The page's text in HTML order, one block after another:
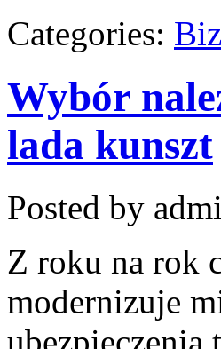
Categories:
Wybór
lada kunszt
Posted by
Z roku na rok
modernizuje